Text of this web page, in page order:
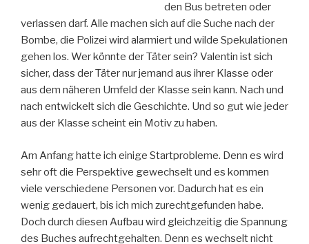
den Bus betreten oder
verlassen darf. Alle machen sich auf die Suche nach der
Bombe, die Polizei wird alarmiert und wilde Spekulationen
gehen los. Wer könnte der Täter sein? Valentin ist sich
sicher, dass der Täter nur jemand aus ihrer Klasse oder
aus dem näheren Umfeld der Klasse sein kann. Nach und
nach entwickelt sich die Geschichte. Und so gut wie jeder
aus der Klasse scheint ein Motiv zu haben.
Am Anfang hatte ich einige Startprobleme. Denn es wird
sehr oft die Perspektive gewechselt und es kommen
viele verschiedene Personen vor. Dadurch hat es ein
wenig gedauert, bis ich mich zurechtgefunden habe.
Doch durch diesen Aufbau wird gleichzeitig die Spannung
des Buches aufrechtgehalten. Denn es wechselt nicht